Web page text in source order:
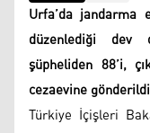
Urfa’da
düzenlediği dev
şüpheliden 88’i,
cezaevine
Türkiye İçişleri